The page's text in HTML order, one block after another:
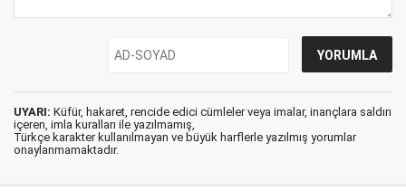
UYARI: Küfür, hakaret, rencide edici cümleler veya imalar, inançlara saldırı
içeren, imla kuralları ile yazılmamış,
Türkçe karakter kullanılmayan ve büyük harflerle yazılmış yorumlar
onaylanmamaktadır.